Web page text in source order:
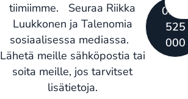
tiimiimme. Seuraa Riikka
Luukkonen ja Talenomia
sosiaalisessa mediassa.
Lähetä meille sähköpostia tai
soita meille, jos tarvitset
lisätietoja.
525
000